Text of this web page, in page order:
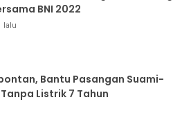
BNI 2022
lalu
Bantu Pasangan Suami-
Listrik 7 Tahun